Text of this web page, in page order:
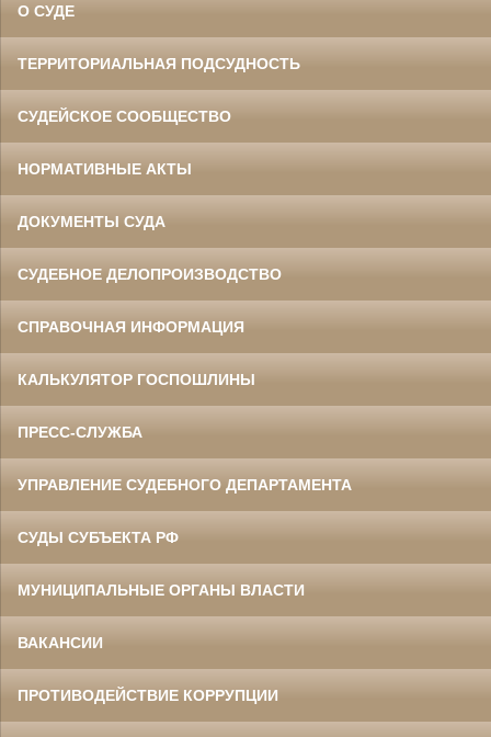
О СУДЕ
ТЕРРИТОРИАЛЬНАЯ ПОДСУДНОСТЬ
СУДЕЙСКОЕ СООБЩЕСТВО
НОРМАТИВНЫЕ АКТЫ
ДОКУМЕНТЫ СУДА
СУДЕБНОЕ ДЕЛОПРОИЗВОДСТВО
СПРАВОЧНАЯ ИНФОРМАЦИЯ
КАЛЬКУЛЯТОР ГОСПОШЛИНЫ
ПРЕСС-СЛУЖБА
УПРАВЛЕНИЕ СУДЕБНОГО ДЕПАРТАМЕНТА
СУДЫ СУБЪЕКТА РФ
МУНИЦИПАЛЬНЫЕ ОРГАНЫ ВЛАСТИ
ВАКАНСИИ
ПРОТИВОДЕЙСТВИЕ КОРРУПЦИИ